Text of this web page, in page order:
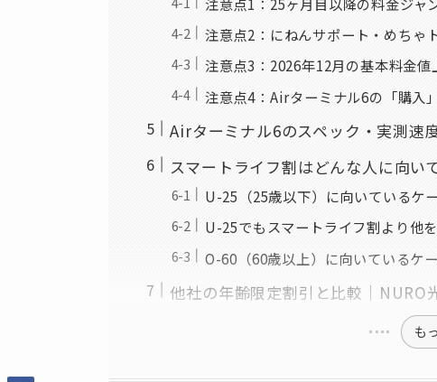
注意点2：にねんサポート・めちゃ
注意点3：2026年12月の基本料金値
注意点4：Airターミナル6の「購入
Airターミナル6のスペック・実測速
スマートライフ割はどんな人に向い
U-25（25歳以下）に向いているケ
U-25でもスマートライフ割より他
O-60（60歳以上）に向いているケ
他社の年齢限定割引と比較｜NURO
も